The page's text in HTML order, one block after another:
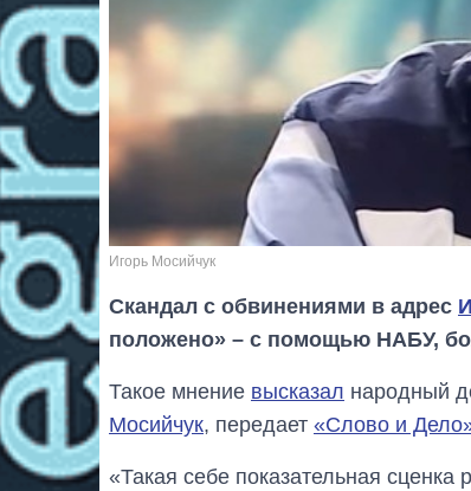
Игорь Мосийчук
Скандал с обвинениями в адрес
положено» – с помощью НАБУ,
Такое мнение высказал народный
Мосийчук, передает «Слово и
«Такая себе показательная